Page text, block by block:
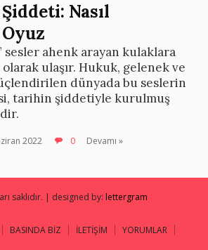
Nasıl
sesler ahenk arayan kulaklara
olarak ulaşır. Hukuk, gelenek ve
dünyada bu seslerin
tarihin şiddetiyle kurulmuş
2022 0 Devamı »
saklıdır. | designed by: lettergram
BASINDA BİZ İLETİŞİM
YORUMLAR